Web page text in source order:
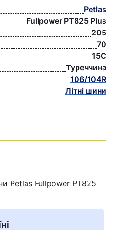
Petlas
Fullpower PT825 Plus
205
70
15C
Туреччина
106/104R
Літні шини
Petlas Fullpower PT825